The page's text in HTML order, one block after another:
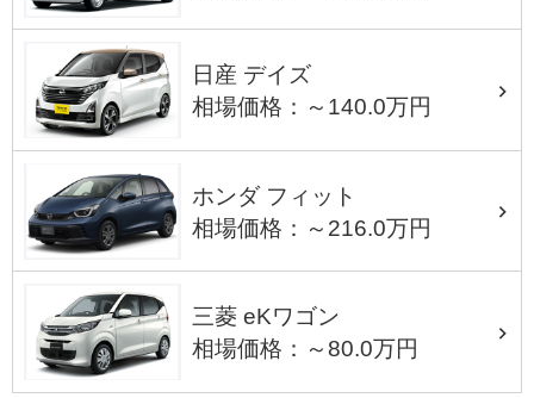
日産 デイズ
相場価格：～140.0万円
ホンダ フィット
相場価格：～216.0万円
三菱 eKワゴン
相場価格：～80.0万円